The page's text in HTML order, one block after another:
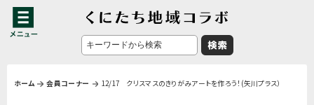
ホーム 会員コーナー 12/17 クリスマスのきりがみアートを作ろう！(矢川プラス）